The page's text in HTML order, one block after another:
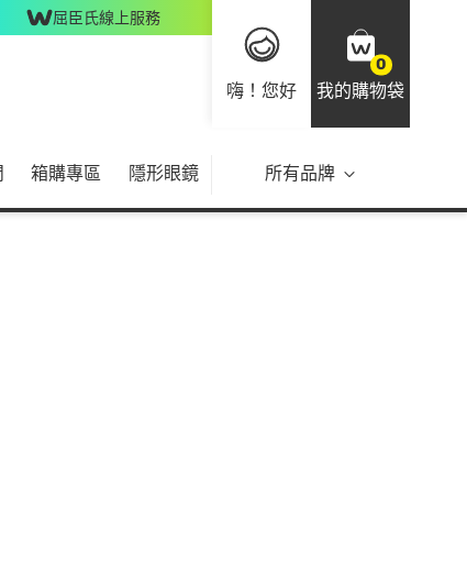
屈臣氏線上服務
嗨！您好
0
我的購物袋
箱購專區 隱形眼鏡 所有品牌